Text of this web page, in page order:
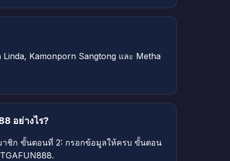
Linda, Kamonporn Sangtong และ Metha
อย่างไร?
าชิก ขั้นตอนที่ 2: กรอกข้อมูลให้ครบ ขั้นตอน